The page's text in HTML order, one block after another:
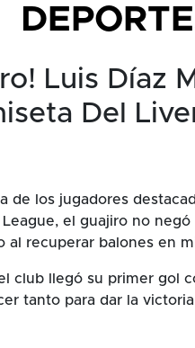
Luis Díaz
Del
de los jugadores
el guajiro no negó
al recuperar balones en
club llegó su primer gol
tanto para dar la